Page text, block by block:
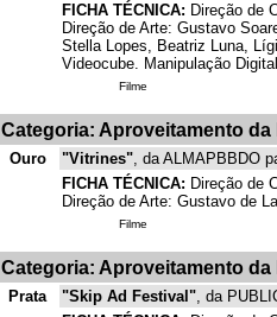
FICHA TÉCNICA: Direção de
Direção de Arte: Gustavo
Stella Lopes, Beatriz Luna,
Videocube. Manipulação
Filme
Categoria: Aproveitamento
Ouro "Vitrines", da ALMAPBBDO
FICHA TÉCNICA: Direção de
Direção de Arte: Gustavo de
Filme
Categoria: Aproveitamento
Prata "Skip Ad Festival", da